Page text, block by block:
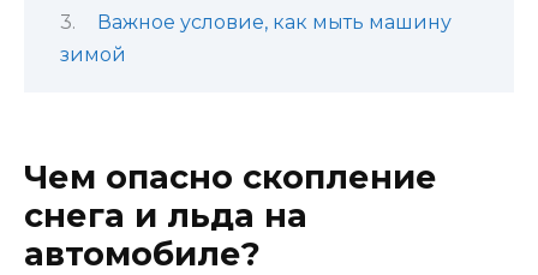
Важное условие, как мыть машину
зимой
Чем опасно скопление
снега и льда на
автомобиле?